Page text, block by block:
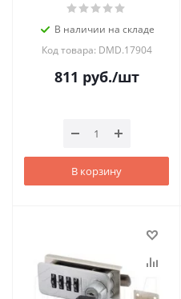
В наличии на складе
Код товара: DMD.17904
811 руб./шт
В корзину